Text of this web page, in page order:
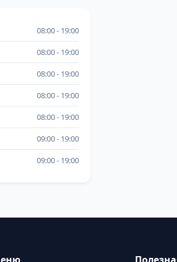
08:00 19:00
08:00 19:00
08:00 19:00
08:00 19:00
08:00 19:00
09:00 19:00
09:00 19:00